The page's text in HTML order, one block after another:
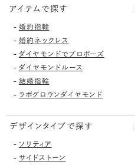
アイテムで探す
- 婚約指輪
- 婚約ネックレス
- ダイヤモンドでプロポーズ
- ダイヤモンドルース
- 結婚指輪
- ラボグロウンダイヤモンド
デザインタイプで探す
- ソリティア
- サイドストーン